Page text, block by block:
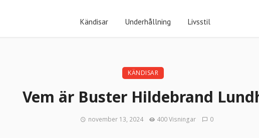
Kändisar Underhållning Livsstil
KÄNDISAR
Vem är Buster Hildebrand
november 13, 2024 400 Visningar 0